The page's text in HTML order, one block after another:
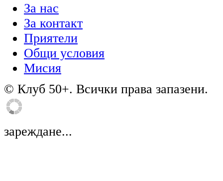
За нас
За контакт
Приятели
Общи условия
Мисия
© Клуб 50+. Всички права запазени.
зареждане...